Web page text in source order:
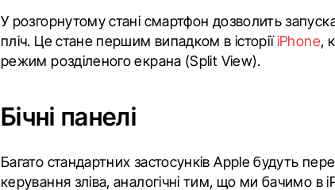
У розгорнутому стані смартфон дозволить
пліч. Це стане першим випадком в історіїiPhone,
режим розділеного екрана (Split View).
Бічні панелі
Багато стандартних застосунків Apple будуть
керування зліва, аналогічні тим, що ми бачимо в